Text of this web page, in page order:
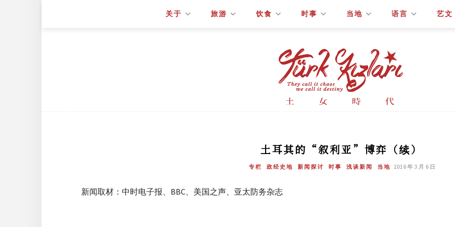
关于 旅游 饮食 时事 当地 语言 艺文
土耳其的“叙利亚”博弈（续）
专栏 政经史地 新闻探讨 时事 浅谈新闻 当地 2016 年 3 月 6 日
新闻取材：中时电子报、BBC、美国之声、亚太防务杂志